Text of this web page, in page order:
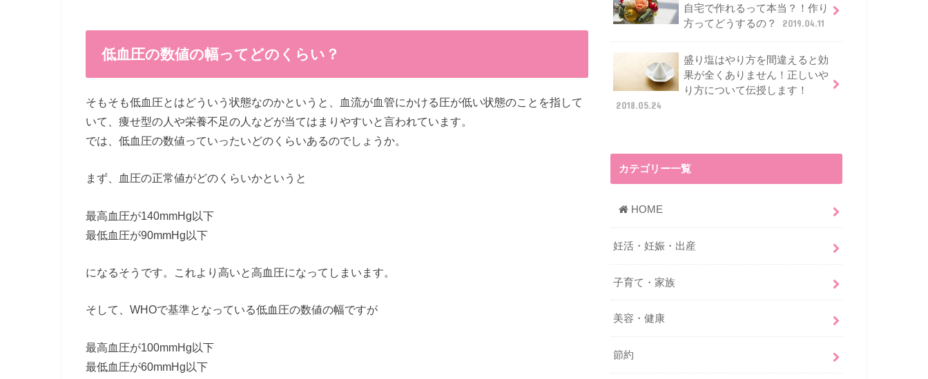
低血圧の数値の幅ってどのくらい？
そもそも低血圧とはどういう状態なのかというと、血流が血管にかける圧が低い状態のことを指して
いて、痩せ型の人や栄養不足の人などが当てはまりやすいと言われています。
では、低血圧の数値っていったいどのくらいあるのでしょうか。
まず、血圧の正常値がどのくらいかというと
最高血圧が140mmHg以下
最低血圧が90mmHg以下
になるそうです。これより高いと高血圧になってしまいます。
そして、WHOで基準となっている低血圧の数値の幅ですが
最高血圧が100mmHg以下
最低血圧が60mmHg以下
自宅で作れるって本当？！作り
方ってどうするの？
2019.04.11
盛り塩はやり方を間違えると効
果が全くありません！正しいや
り方について伝授します！
2018.05.24
カテゴリー一覧
HOME
妊活・妊娠・出産
子育て・家族
美容・健康
節約